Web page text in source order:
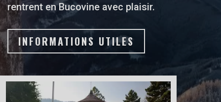
rentrent en Bucovine avec plaisir.
INFORMATIONS UTILES